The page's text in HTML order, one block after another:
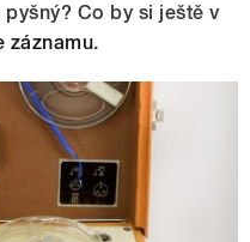
Co by si ještě v
záznamu.